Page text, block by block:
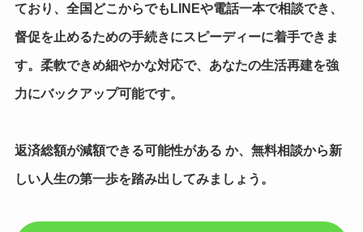
ており、全国どこからでもLINEや電話一本で相談でき、
督促を止めるための手続きにスピーディーに着手できま
す。柔軟できめ細やかな対応で、あなたの生活再建を強
力にバックアップ可能です。
返済総額が減額できる可能性がある か、無料相談から新
しい人生の第一歩を踏み出してみましょう。